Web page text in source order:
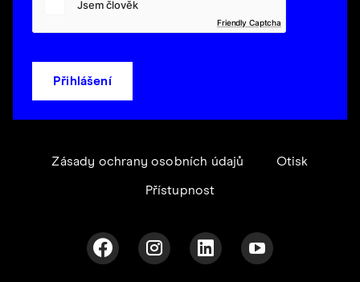
Friendly Captcha
Přihlášení
Zásady ochrany osobních údajů Otisk
Přístupnost